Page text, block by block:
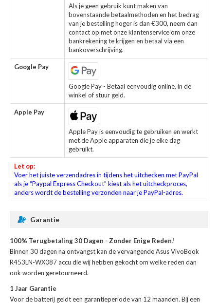
Als je geen gebruik kunt maken van
bovenstaande betaalmethoden en het bedrag
van je bestelling hoger is dan €300, neem dan
contact op met onze klantenservice om onze
bankrekening te krijgen en betaal via een
bankoverschrijving.
Google Pay
Google Pay - Betaal eenvoudig online, in de
winkel of stuur geld.
Apple Pay
Apple Pay is eenvoudig te gebruiken en werkt
met de Apple apparaten die je elke dag
gebruikt.
Let op:
Voer het juiste verzendadres in tijdens het uitchecken met PayPal
als je “Paypal Express Checkout” kiest als het uitcheckproces,
anders wordt de bestelling verzonden naar je PayPal-adres.
Garantie
100% Terugbetaling 30 Dagen - Zonder Enige Reden!
Binnen 30 dagen na ontvangst kan devervangende Asus VivoBook
R453LN-WX087 accu die wij hebben gekocht om welke reden dan
ook worden geretourneerd.
1 Jaar Garantie
Voor debatterij geldt een garantieperiode van 12 maanden. Bij een